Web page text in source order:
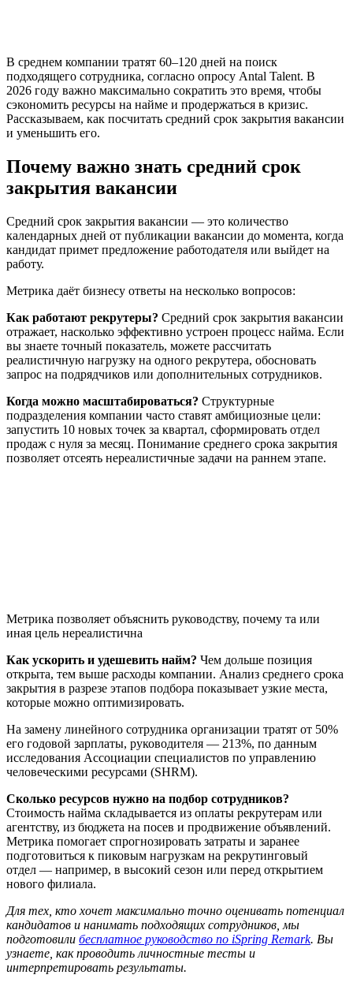
В среднем компании тратят 60–120 дней на поиск
подходящего сотрудника, согласно опросу Antal Talent. В
2026 году важно максимально сократить это время, чтобы
сэкономить ресурсы на найме и продержаться в кризис.
Рассказываем, как посчитать средний срок закрытия вакансии
и уменьшить его.
Почему важно знать средний срок
закрытия вакансии
Средний срок закрытия вакансии — это количество
календарных дней от публикации вакансии до момента, когда
кандидат примет предложение работодателя или выйдет на
работу.
Метрика даёт бизнесу ответы на несколько вопросов:
Как работают рекрутеры? Средний срок закрытия вакансии
отражает, насколько эффективно устроен процесс найма. Если
вы знаете точный показатель, можете рассчитать
реалистичную нагрузку на одного рекрутера, обосновать
запрос на подрядчиков или дополнительных сотрудников.
Когда можно масштабироваться? Структурные
подразделения компании часто ставят амбициозные цели:
запустить 10 новых точек за квартал, сформировать отдел
продаж с нуля за месяц. Понимание среднего срока закрытия
позволяет отсеять нереалистичные задачи на раннем этапе.
Метрика позволяет объяснить руководству, почему та или
иная цель нереалистична
Как ускорить и удешевить найм? Чем дольше позиция
открыта, тем выше расходы компании. Анализ среднего срока
закрытия в разрезе этапов подбора показывает узкие места,
которые можно оптимизировать.
На замену линейного сотрудника организации тратят от 50%
его годовой зарплаты, руководителя — 213%, по данным
исследования Ассоциации специалистов по управлению
человеческими ресурсами (SHRM).
Сколько ресурсов нужно на подбор сотрудников?
Стоимость найма складывается из оплаты рекрутерам или
агентству, из бюджета на посев и продвижение объявлений.
Метрика помогает спрогнозировать затраты и заранее
подготовиться к пиковым нагрузкам на рекрутинговый
отдел — например, в высокий сезон или перед открытием
нового филиала.
Для тех, кто хочет максимально точно оценивать потенциал
кандидатов и нанимать подходящих сотрудников, мы
подготовили бесплатное руководство по iSpring Remark. Вы
узнаете, как проводить личностные тесты и
интерпретировать результаты.